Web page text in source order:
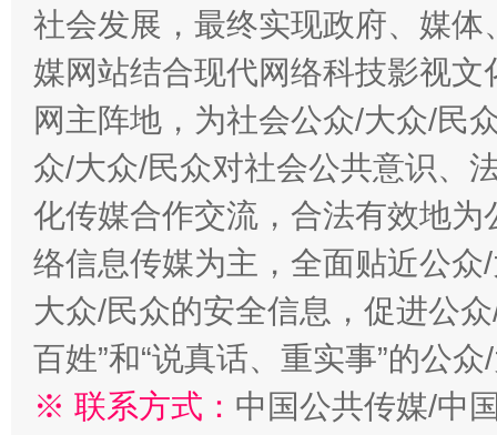
在谋一域中谋全局
今
社会发展，最终实现政府、媒
媒网站结合现代网络科技影视
网主阵地，为社会公众/大众/民
众/大众/民众对社会公共意识、
化传媒合作交流，合法有效地
络信息传媒为主，全面贴近公
大众/民众的安全信息，促进公
百姓”和“说真话、重实事”的公
※ 联系方式： 中国公共传媒/中